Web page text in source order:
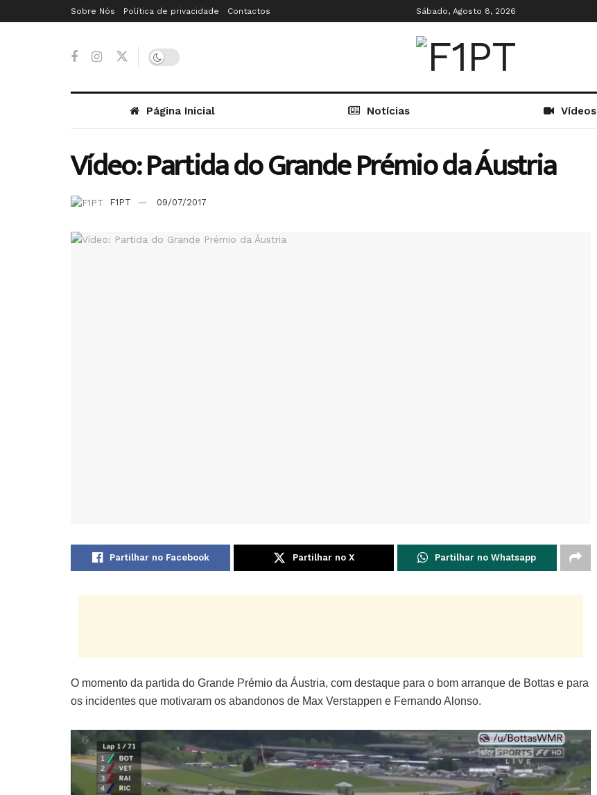
Sobre Nós Política de privacidade Contactos Sábado, Agosto 8, 2026
Página Inicial Notícias Vídeos
Vídeo: Partida do Grande Prémio da Áustria
F1PT 09/07/2017
Partilhar no Facebook Partilhar no X Partilhar no Whatsapp
O momento da partida do Grande Prémio da Áustria, com destaque para o bom arranque de Bottas e para
os incidentes que motivaram os abandonos de Max Verstappen e Fernando Alonso.